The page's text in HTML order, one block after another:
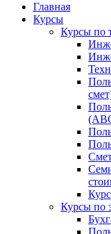
Главная
Курсы
Курсы по
Курсы по